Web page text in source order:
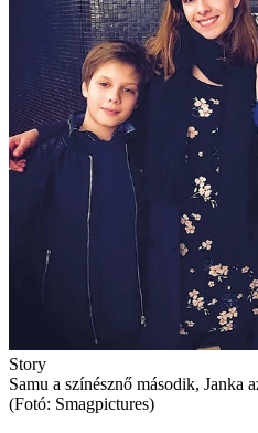
Story
Samu a színésznő második, Janka
(Fotó: Smagpictures)